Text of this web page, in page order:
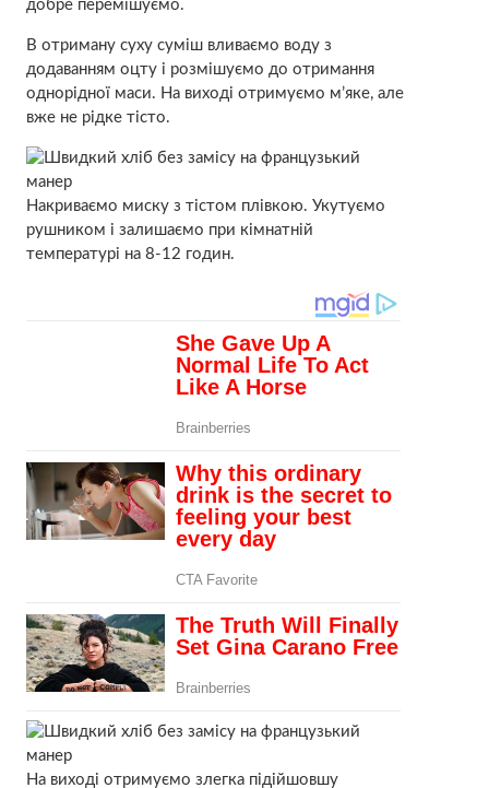
добре перемішуємо.
В отриману суху суміш вливаємо воду з
додаванням оцту і розмішуємо до отримання
однорідної маси. На виході отримуємо м’яке, але
вже не рідке тісто.
Накриваємо миску з тістом плівкою. Укутуємо
рушником і залишаємо при кімнатній
температурі на 8-12 годин.
На виході отримуємо злегка підійшовшу